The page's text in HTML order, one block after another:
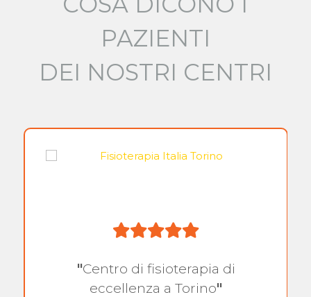
PAZIENTI
DEI NOSTRI CENTRI
"Centro di fisioterapia di
eccellenza a Torino"